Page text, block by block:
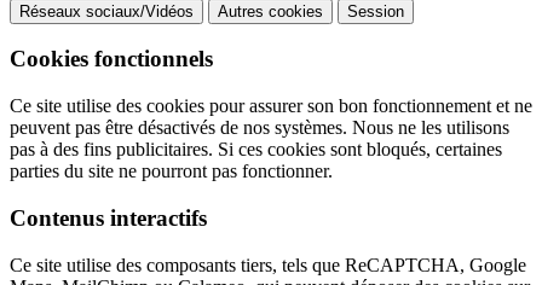
Réseaux sociaux/Vidéos
Autres cookies Session
Cookies fonctionnels
Ce site utilise des cookies pour assurer son bon fonctionnement et ne
peuvent pas être désactivés de nos systèmes. Nous ne les utilisons
pas à des fins publicitaires. Si ces cookies sont bloqués, certaines
parties du site ne pourront pas fonctionner.
Contenus interactifs
Ce site utilise des composants tiers, tels que ReCAPTCHA, Google